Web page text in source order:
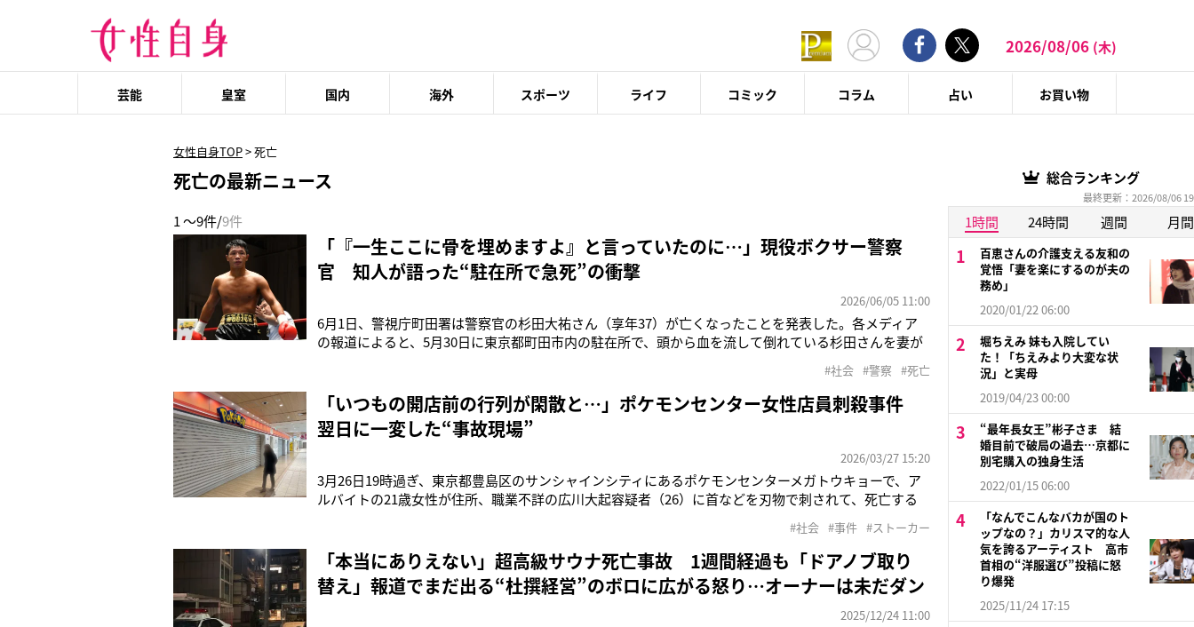
2026/08/06 (木)
芸能 皇室 国内 海外 スポーツ ライフ コミック コラム 占い お買い物
女性自身TOP>死亡
死亡の最新ニュース
1 ～9件/9件
「『一生ここに骨を埋めますよ』と言っていたのに…」現役ボクサー警察
官 知人が語った“駐在所で急死”の衝撃
2026/06/05 11:00
6月1日、警視庁町田署は警察官の杉田大祐さん（享年37）が亡くなったことを発表した。各メディア
の報道によると、5月30日に東京都町田市内の駐在所で、頭から血を流して倒れている杉田さんを妻が
後、死亡が確認された。遺書は見つかっていないものの、現場には発砲した跡のある拳銃が残ってお
り、拳銃自殺を図ったものと見ら
#社会 #警察 #死亡
「いつもの開店前の行列が閑散と…」ポケモンセンター女性店員刺殺事件
翌日に一変した“事故現場”
2026/03/27 15:20
3月26日19時過ぎ、東京都豊島区のサンシャインシティにあるポケモンセンターメガトウキョーで、ア
ルバイトの21歳女性が住所、職業不詳の広川大起容疑者（26）に首などを刃物で刺されて、死亡する
関係にあり、`25年7月に別れた後も女性は広川容疑者に付きまとわれたため、‘25年12月25日に警視庁
八王子署に相談。
#社会 #事件 #ストーカー
「本当にありえない」超高級サウナ死亡事故 1週間経過も「ドアノブ取り
替え」報道でまだ出る“杜撰経営”のボロに広がる怒り…オーナーは未だダン
2025/12/24 11:00
総合ランキング
最終更新：2026/08/06
1時間 24時間 週間 月間
百恵さんの介護支える友和の
覚悟「妻を楽にするのが夫の
務め」
2020/01/22 06:00
堀ちえみ 妹も入院してい
た！「ちえみより大変な状
況」と実母
2019/04/23 00:00
“最年長女王”彬子さま 結
婚目前で破局の過去…京都に
別宅購入の独身生活
2022/01/15 06:00
「なんでこんなバカが国のト
ップなの？」カリスマ的な人
気を誇るアーティスト 高市
首相の“洋服選び”投稿に怒
り爆発
2025/11/24 17:15